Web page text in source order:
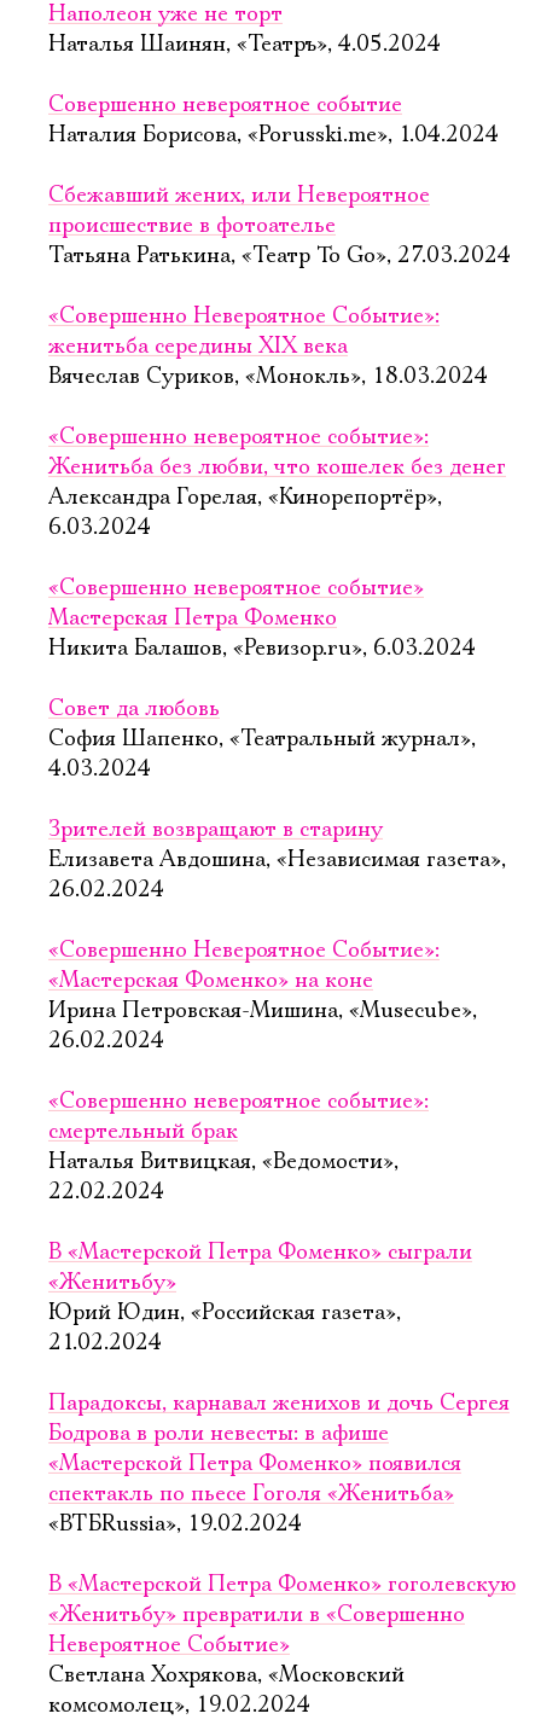
Наполеон уже не торт
Наталья Шаинян, «Театръ», 4.05.2024
Совершенно невероятное событие
Наталия Борисова, «Porusski.me», 1.04.2024
Сбежавший жених, или Невероятное
происшествие в фотоателье
Татьяна Ратькина, «Театр To Go», 27.03.2024
«Совершенно Невероятное Событие»:
женитьба середины XIX века
Вячеслав Суриков, «Монокль», 18.03.2024
«Совершенно невероятное событие»:
Женитьба без любви, что кошелек без денег
Александра Горелая, «Кинорепортёр»,
6.03.2024
«Совершенно невероятное событие»
Мастерская Петра Фоменко
Никита Балашов, «Ревизор.ru», 6.03.2024
Совет да любовь
София Шапенко, «Театральный журнал»,
4.03.2024
Зрителей возвращают в старину
Елизавета Авдошина, «Независимая газета»,
26.02.2024
«Совершенно Невероятное Событие»:
«Мастерская Фоменко» на коне
Ирина Петровская-Мишина, «Musecube»,
26.02.2024
«Совершенно невероятное событие»:
смертельный брак
Наталья Витвицкая, «Ведомости»,
22.02.2024
В «Мастерской Петра Фоменко» сыграли
«Женитьбу»
Юрий Юдин, «Российская газета»,
21.02.2024
Парадоксы, карнавал женихов и дочь Сергея
Бодрова в роли невесты: в афише
«Мастерской Петра Фоменко» появился
спектакль по пьесе Гоголя «Женитьба»
«ВТБRussia», 19.02.2024
В «Мастерской Петра Фоменко» гоголевскую
«Женитьбу» превратили в «Совершенно
Невероятное Событие»
Светлана Хохрякова, «Московский
комсомолец», 19.02.2024